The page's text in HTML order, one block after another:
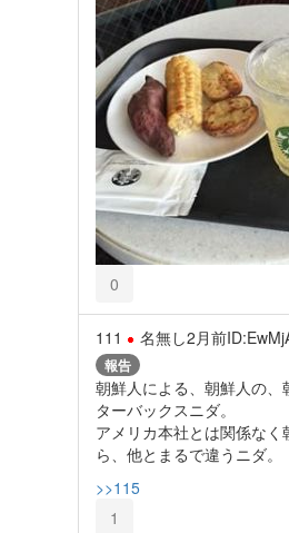
0
111 名無し2月前
報告
朝鮮人による、朝鮮人の、
ターバックスニダ。
アメリカ本社とは関係な
ら、他とまるで違うニダ。
>>115
1